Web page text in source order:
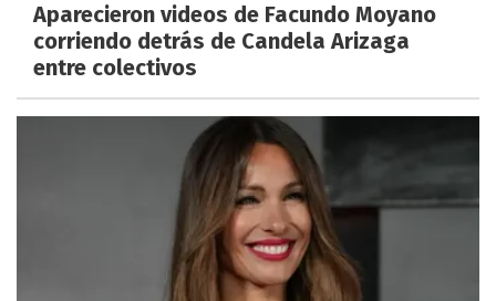
Aparecieron videos de Facundo Moyano
corriendo detrás de Candela Arizaga
entre colectivos